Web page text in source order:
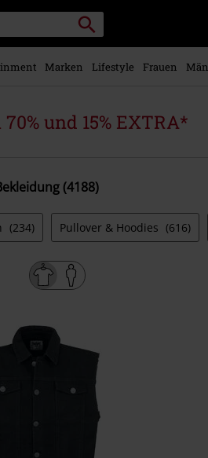
Packstation
suchen
Marken Lifestyle Frauen
und 15% EXTRA*
(4188)
(234) Pullover & Hoodies (616)